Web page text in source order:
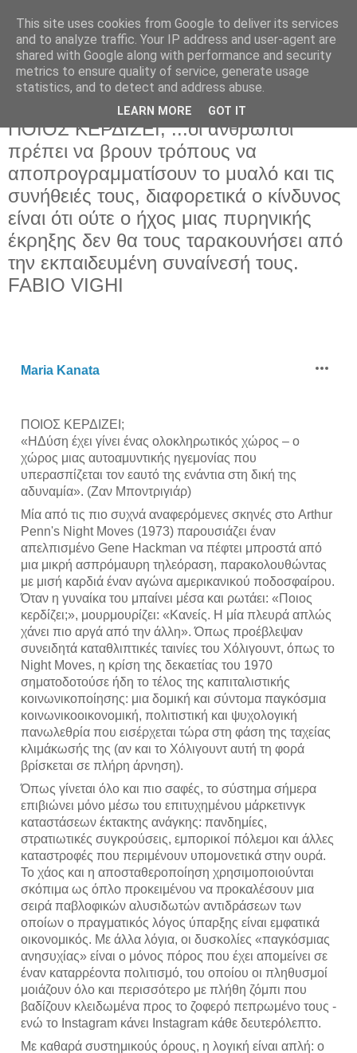
Πέμπτη 31 Οκτωβρίου 2024
ΠΟΙΟΣ ΚΕΡΔΙΖΕΙ; ...οι άνθρωποι
πρέπει να βρουν τρόπους να
αποπρογραμματίσουν το μυαλό και τις
συνήθειές τους, διαφορετικά ο κίνδυνος
είναι ότι ούτε ο ήχος μιας πυρηνικής
έκρηξης δεν θα τους ταρακουνήσει από
την εκπαιδευμένη συναίνεσή τους.
FABIO VIGHI
Maria Kanata
ΠΟΙΟΣ ΚΕΡΔΙΖΕΙ;
«ΗΔύση έχει γίνει ένας ολοκληρωτικός χώρος – ο
χώρος μιας αυτοαμυντικής ηγεμονίας που
υπερασπίζεται τον εαυτό της ενάντια στη δική της
αδυναμία». (Ζαν Μποντριγιάρ)
Μία από τις πιο συχνά αναφερόμενες σκηνές στο Arthur
Penn's Night Moves (1973) παρουσιάζει έναν
απελπισμένο Gene Hackman να πέφτει μπροστά από
μια μικρή ασπρόμαυρη τηλεόραση, παρακολουθώντας
με μισή καρδιά έναν αγώνα αμερικανικού ποδοσφαίρου.
Όταν η γυναίκα του μπαίνει μέσα και ρωτάει: «Ποιος
κερδίζει;», μουρμουρίζει: «Κανείς. Η μία πλευρά απλώς
χάνει πιο αργά από την άλλη». Όπως προέβλεψαν
συνειδητά καταθλιπτικές ταινίες του Χόλιγουντ, όπως το
Night Moves, η κρίση της δεκαετίας του 1970
σηματοδοτούσε ήδη το τέλος της καπιταλιστικής
κοινωνικοποίησης: μια δομική και σύντομα παγκόσμια
κοινωνικοοικονομική, πολιτιστική και ψυχολογική
πανωλεθρία που εισέρχεται τώρα στη φάση της ταχείας
κλιμάκωσής της (αν και το Χόλιγουντ αυτή τη φορά
βρίσκεται σε πλήρη άρνηση).
Όπως γίνεται όλο και πιο σαφές, το σύστημα σήμερα
επιβιώνει μόνο μέσω του επιτυχημένου μάρκετινγκ
καταστάσεων έκτακτης ανάγκης: πανδημίες,
στρατιωτικές συγκρούσεις, εμπορικοί πόλεμοι και άλλες
καταστροφές που περιμένουν υπομονετικά στην ουρά.
Το χάος και η αποσταθεροποίηση χρησιμοποιούνται
σκόπιμα ως όπλο προκειμένου να προκαλέσουν μια
σειρά παβλοφικών αλυσιδωτών αντιδράσεων των
οποίων ο πραγματικός λόγος ύπαρξης είναι εμφατικά
οικονομικός. Με άλλα λόγια, οι δυσκολίες «παγκόσμιας
ανησυχίας» είναι ο μόνος πόρος που έχει απομείνει σε
έναν καταρρέοντα πολιτισμό, του οποίου οι πληθυσμοί
μοιάζουν όλο και περισσότερο με πλήθη ζόμπι που
βαδίζουν κλειδωμένα προς το ζοφερό πεπρωμένο τους -
ενώ το Instagram κάνει Instagram κάθε δευτερόλεπτο.
Με καθαρά συστημικούς όρους, η λογική είναι απλή: ο
This site uses cookies from Google to deliver its services
and to analyze traffic. Your IP address and user-agent are
shared with Google along with performance and security
metrics to ensure quality of service, generate usage
statistics, and to detect and address abuse.
LEARN MORE GOT IT